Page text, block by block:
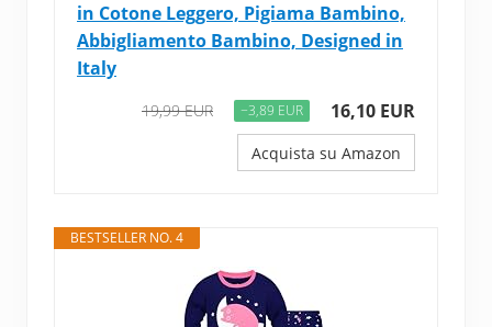
in Cotone Leggero, Pigiama Bambino,
Abbigliamento Bambino, Designed in
Italy
19,99 EUR −3,89 EUR 16,10 EUR
Acquista su Amazon
BESTSELLER NO. 4